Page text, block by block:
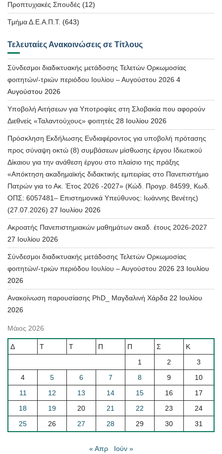
Προπτυχιακές Σπουδές (12)
Τμήμα Δ.Ε.Α.Π.Τ. (643)
Τελευταίες Ανακοινώσεις σε Τίτλους
Σύνδεσμοι διαδικτυακής μετάδοσης Τελετών Ορκωμοσίας
φοιτητών/-τριών περιόδου Ιουλίου – Αυγούστου 2026 4
Αυγούστου 2026
Υποβολή Αιτήσεων για Υποτροφίες στη Σλοβακία που αφορούν
Διεθνείς «Ταλαντούχους» φοιτητές 28 Ιουλίου 2026
Πρόσκληση Εκδήλωσης Ενδιαφέροντος για υποβολή πρότασης
προς σύναψη οκτώ (8) συμβάσεων μίσθωσης έργου Ιδιωτικού
Δίκαιου για την ανάθεση έργου στο πλαίσιο της πράξης
«Απόκτηση ακαδημαϊκής διδακτικής εμπειρίας στο Πανεπιστήμιο
Πατρών για το Ακ. Έτος 2026 -2027» (Κώδ. Προγρ. 84599, Κωδ.
ΟΠΣ: 6057481– Επιστημονικά Υπεύθυνος: Ιωάννης Βενέτης)
(27.07.2026) 27 Ιουλίου 2026
Ακροατής Πανεπιστημιακών μαθημάτων ακαδ. έτους 2026-2027
27 Ιουλίου 2026
Σύνδεσμοι διαδικτυακής μετάδοσης Τελετών Ορκωμοσίας
φοιτητών/-τριών περιόδου Ιουλίου – Αυγούστου 2026 23 Ιουλίου
2026
Ανακοίνωση παρουσίασης PhD_ Μαγδαλινή Χάρδα 22 Ιουλίου
2026
Μάιος 2026
Δ Τ Τ Π Π Σ
Κ
1
2
3
4
5 6 7 8 9
10
11
12 13 14 15 16
17
18
19 20 21 22 23
24
25
26 27 28 29 30 31
« Απρ Ιούν »